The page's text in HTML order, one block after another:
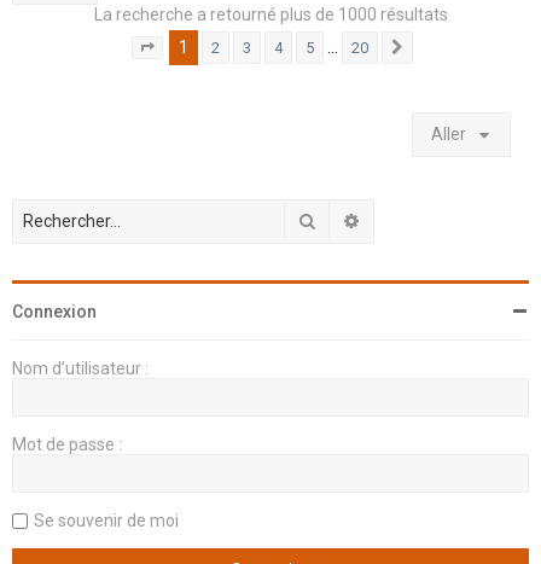
La recherche a retourné plus de 1000 résultats
Page sur 20
1 2 3 4 5 20
Aller
Rechercher
Connexion
Nom d’utilisateur :
Mot de passe :
Se souvenir de moi